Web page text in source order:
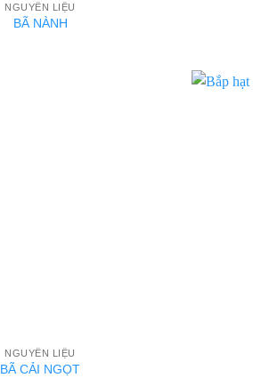
NGUYÊN LIỆU
BÃ NÀNH
NGUYÊN LIỆU
BÃ CẢI NGỌT